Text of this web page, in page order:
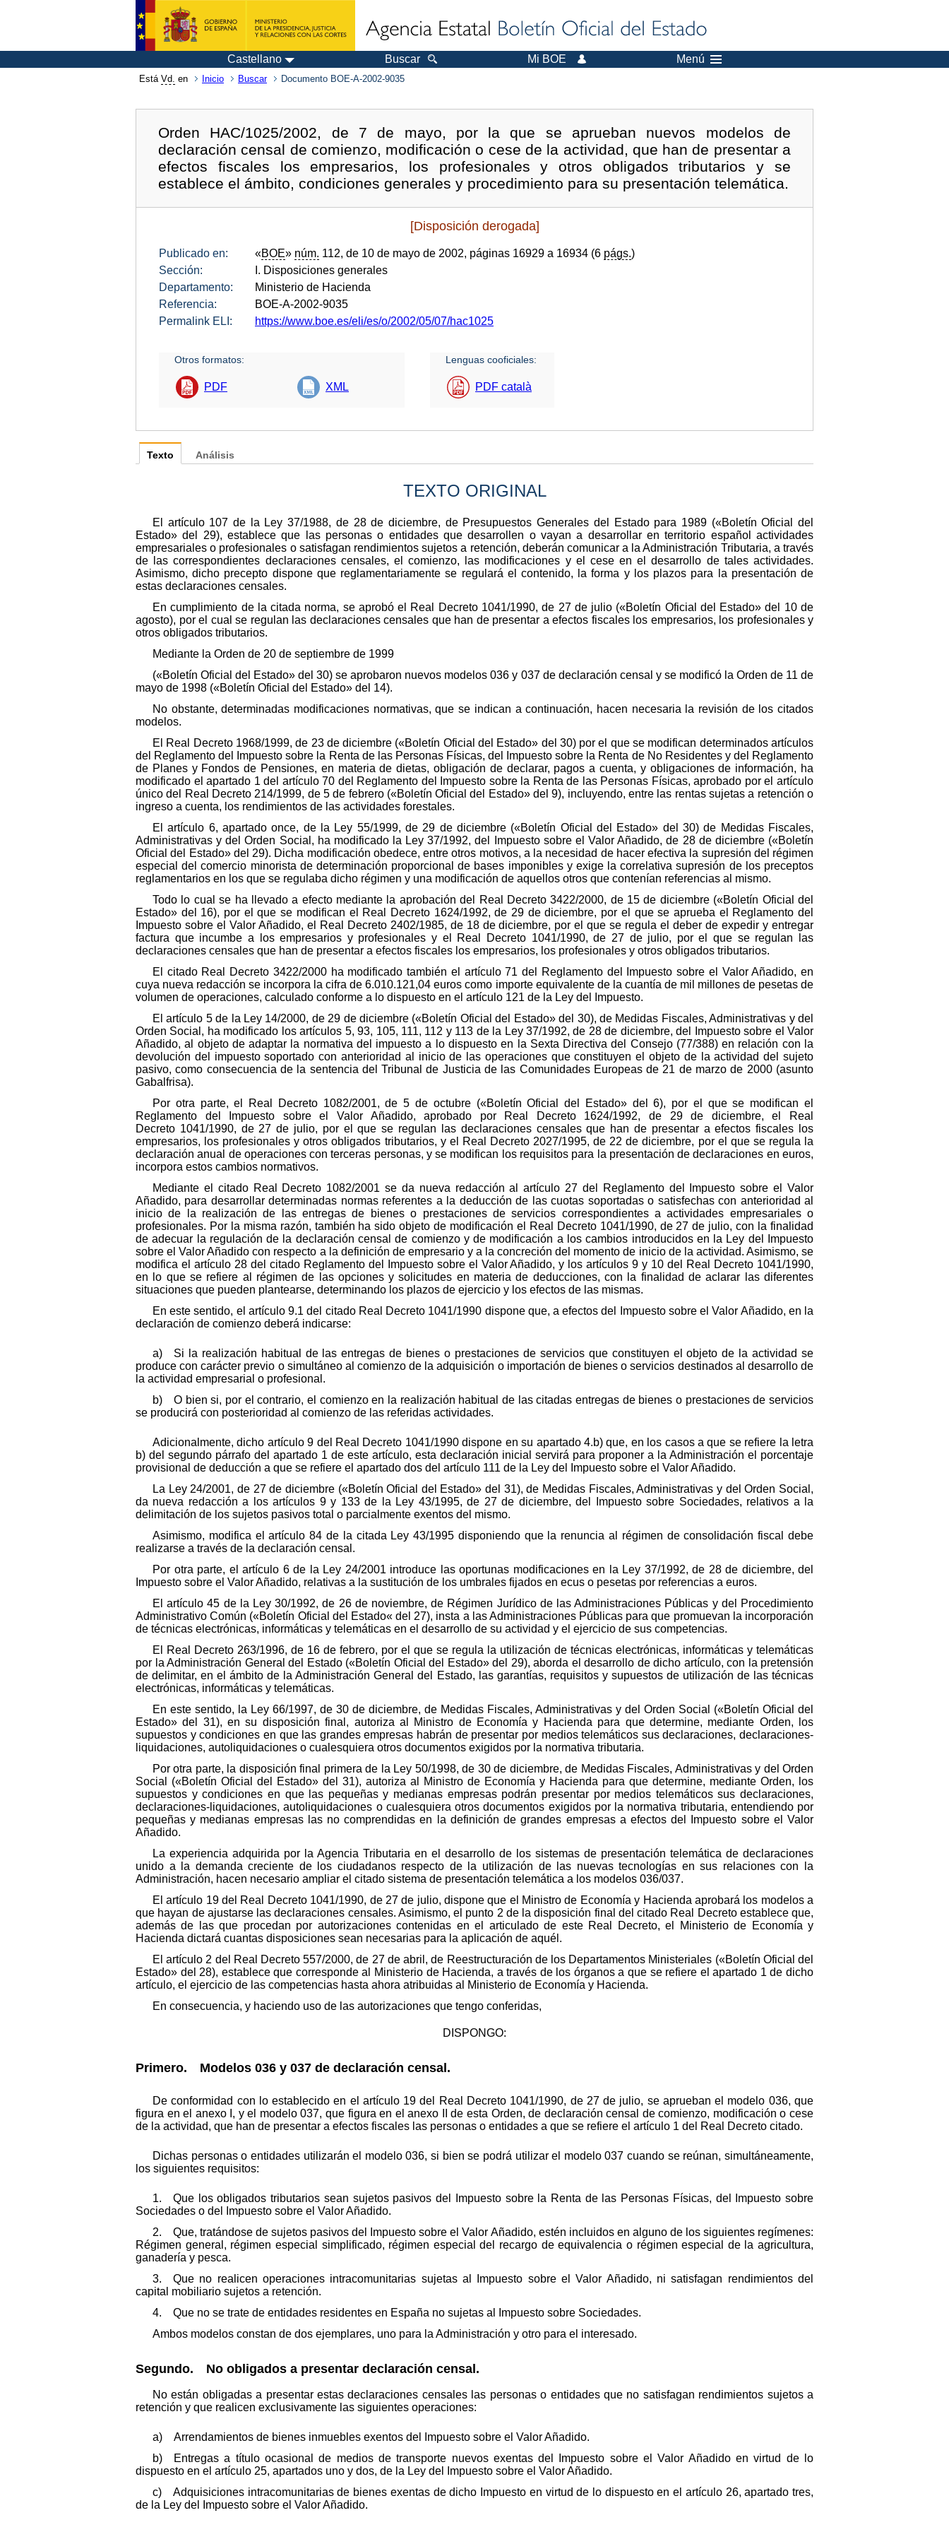
Castellano Buscar Mi BOE Menú
Está Vd. en Inicio Buscar Documento BOE-A-2002-9035
Orden HAC/1025/2002, de 7 de mayo, por la que se aprueban nuevos modelos de
declaración censal de comienzo, modificación o cese de la actividad, que han de presentar a
efectos fiscales los empresarios, los profesionales y otros obligados tributarios y se
establece el ámbito, condiciones generales y procedimiento para su presentación telemática.
[Disposición derogada]
Publicado en: «BOE» núm. 112, de 10 de mayo de 2002, páginas 16929 a 16934 (6 págs.)
Sección:
I. Disposiciones generales
Departamento:
Ministerio de Hacienda
Referencia:
BOE-A-2002-9035
Permalink ELI:
https://www.boe.es/eli/es/o/2002/05/07/hac1025
Otros formatos:
PDF XML
Lenguas cooficiales:
PDF català
Texto
TEXTO ORIGINAL
El artículo 107 de la Ley 37/1988, de 28 de diciembre, de Presupuestos Generales del Estado para 1989 («Boletín Oficial del
Estado» del 29), establece que las personas o entidades que desarrollen o vayan a desarrollar en territorio español actividades
empresariales o profesionales o satisfagan rendimientos sujetos a retención, deberán comunicar a la Administración Tributaria, a través
de las correspondientes declaraciones censales, el comienzo, las modificaciones y el cese en el desarrollo de tales actividades.
Asimismo, dicho precepto dispone que reglamentariamente se regulará el contenido, la forma y los plazos para la presentación de
estas declaraciones censales.
En cumplimiento de la citada norma, se aprobó el Real Decreto 1041/1990, de 27 de julio («Boletín Oficial del Estado» del 10 de
agosto), por el cual se regulan las declaraciones censales que han de presentar a efectos fiscales los empresarios, los profesionales y
otros obligados tributarios.
Mediante la Orden de 20 de septiembre de 1999
(«Boletín Oficial del Estado» del 30) se aprobaron nuevos modelos 036 y 037 de declaración censal y se modificó la Orden de 11 de
mayo de 1998 («Boletín Oficial del Estado» del 14).
No obstante, determinadas modificaciones normativas, que se indican a continuación, hacen necesaria la revisión de los citados
modelos.
El Real Decreto 1968/1999, de 23 de diciembre («Boletín Oficial del Estado» del 30) por el que se modifican determinados artículos
del Reglamento del Impuesto sobre la Renta de las Personas Físicas, del Impuesto sobre la Renta de No Residentes y del Reglamento
de Planes y Fondos de Pensiones, en materia de dietas, obligación de declarar, pagos a cuenta, y obligaciones de información, ha
modificado el apartado 1 del artículo 70 del Reglamento del Impuesto sobre la Renta de las Personas Físicas, aprobado por el artículo
único del Real Decreto 214/1999, de 5 de febrero («Boletín Oficial del Estado» del 9), incluyendo, entre las rentas sujetas a retención o
ingreso a cuenta, los rendimientos de las actividades forestales.
El artículo 6, apartado once, de la Ley 55/1999, de 29 de diciembre («Boletín Oficial del Estado» del 30) de Medidas Fiscales,
Administrativas y del Orden Social, ha modificado la Ley 37/1992, del Impuesto sobre el Valor Añadido, de 28 de diciembre («Boletín
Oficial del Estado» del 29). Dicha modificación obedece, entre otros motivos, a la necesidad de hacer efectiva la supresión del régimen
especial del comercio minorista de determinación proporcional de bases imponibles y exige la correlativa supresión de los preceptos
reglamentarios en los que se regulaba dicho régimen y una modificación de aquellos otros que contenían referencias al mismo.
Todo lo cual se ha llevado a efecto mediante la aprobación del Real Decreto 3422/2000, de 15 de diciembre («Boletín Oficial del
Estado» del 16), por el que se modifican el Real Decreto 1624/1992, de 29 de diciembre, por el que se aprueba el Reglamento del
Impuesto sobre el Valor Añadido, el Real Decreto 2402/1985, de 18 de diciembre, por el que se regula el deber de expedir y entregar
factura que incumbe a los empresarios y profesionales y el Real Decreto 1041/1990, de 27 de julio, por el que se regulan las
declaraciones censales que han de presentar a efectos fiscales los empresarios, los profesionales y otros obligados tributarios.
El citado Real Decreto 3422/2000 ha modificado también el artículo 71 del Reglamento del Impuesto sobre el Valor Añadido, en
cuya nueva redacción se incorpora la cifra de 6.010.121,04 euros como importe equivalente de la cuantía de mil millones de pesetas de
volumen de operaciones, calculado conforme a lo dispuesto en el artículo 121 de la Ley del Impuesto.
El artículo 5 de la Ley 14/2000, de 29 de diciembre («Boletín Oficial del Estado» del 30), de Medidas Fiscales, Administrativas y del
Orden Social, ha modificado los artículos 5, 93, 105, 111, 112 y 113 de la Ley 37/1992, de 28 de diciembre, del Impuesto sobre el Valor
Añadido, al objeto de adaptar la normativa del impuesto a lo dispuesto en la Sexta Directiva del Consejo (77/388) en relación con la
devolución del impuesto soportado con anterioridad al inicio de las operaciones que constituyen el objeto de la actividad del sujeto
pasivo, como consecuencia de la sentencia del Tribunal de Justicia de las Comunidades Europeas de 21 de marzo de 2000 (asunto
Gabalfrisa).
Por otra parte, el Real Decreto 1082/2001, de 5 de octubre («Boletín Oficial del Estado» del 6), por el que se modifican el
Reglamento del Impuesto sobre el Valor Añadido, aprobado por Real Decreto 1624/1992, de 29 de diciembre, el Real
Decreto 1041/1990, de 27 de julio, por el que se regulan las declaraciones censales que han de presentar a efectos fiscales los
empresarios, los profesionales y otros obligados tributarios, y el Real Decreto 2027/1995, de 22 de diciembre, por el que se regula la
declaración anual de operaciones con terceras personas, y se modifican los requisitos para la presentación de declaraciones en euros,
incorpora estos cambios normativos.
Mediante el citado Real Decreto 1082/2001 se da nueva redacción al artículo 27 del Reglamento del Impuesto sobre el Valor
Añadido, para desarrollar determinadas normas referentes a la deducción de las cuotas soportadas o satisfechas con anterioridad al
inicio de la realización de las entregas de bienes o prestaciones de servicios correspondientes a actividades empresariales o
profesionales. Por la misma razón, también ha sido objeto de modificación el Real Decreto 1041/1990, de 27 de julio, con la finalidad
de adecuar la regulación de la declaración censal de comienzo y de modificación a los cambios introducidos en la Ley del Impuesto
sobre el Valor Añadido con respecto a la definición de empresario y a la concreción del momento de inicio de la actividad. Asimismo, se
modifica el artículo 28 del citado Reglamento del Impuesto sobre el Valor Añadido, y los artículos 9 y 10 del Real Decreto 1041/1990,
en lo que se refiere al régimen de las opciones y solicitudes en materia de deducciones, con la finalidad de aclarar las diferentes
situaciones que pueden plantearse, determinando los plazos de ejercicio y los efectos de las mismas.
En este sentido, el artículo 9.1 del citado Real Decreto 1041/1990 dispone que, a efectos del Impuesto sobre el Valor Añadido, en la
declaración de comienzo deberá indicarse:
a) Si la realización habitual de las entregas de bienes o prestaciones de servicios que constituyen el objeto de la actividad se
produce con carácter previo o simultáneo al comienzo de la adquisición o importación de bienes o servicios destinados al desarrollo de
la actividad empresarial o profesional.
b) O bien si, por el contrario, el comienzo en la realización habitual de las citadas entregas de bienes o prestaciones de servicios
se producirá con posterioridad al comienzo de las referidas actividades.
Adicionalmente, dicho artículo 9 del Real Decreto 1041/1990 dispone en su apartado 4.b) que, en los casos a que se refiere la letra
b) del segundo párrafo del apartado 1 de este artículo, esta declaración inicial servirá para proponer a la Administración el porcentaje
provisional de deducción a que se refiere el apartado dos del artículo 111 de la Ley del Impuesto sobre el Valor Añadido.
La Ley 24/2001, de 27 de diciembre («Boletín Oficial del Estado» del 31), de Medidas Fiscales, Administrativas y del Orden Social,
da nueva redacción a los artículos 9 y 133 de la Ley 43/1995, de 27 de diciembre, del Impuesto sobre Sociedades, relativos a la
delimitación de los sujetos pasivos total o parcialmente exentos del mismo.
Asimismo, modifica el artículo 84 de la citada Ley 43/1995 disponiendo que la renuncia al régimen de consolidación fiscal debe
realizarse a través de la declaración censal.
Por otra parte, el artículo 6 de la Ley 24/2001 introduce las oportunas modificaciones en la Ley 37/1992, de 28 de diciembre, del
Impuesto sobre el Valor Añadido, relativas a la sustitución de los umbrales fijados en ecus o pesetas por referencias a euros.
El artículo 45 de la Ley 30/1992, de 26 de noviembre, de Régimen Jurídico de las Administraciones Públicas y del Procedimiento
Administrativo Común («Boletín Oficial del Estado« del 27), insta a las Administraciones Públicas para que promuevan la incorporación
de técnicas electrónicas, informáticas y telemáticas en el desarrollo de su actividad y el ejercicio de sus competencias.
El Real Decreto 263/1996, de 16 de febrero, por el que se regula la utilización de técnicas electrónicas, informáticas y telemáticas
por la Administración General del Estado («Boletín Oficial del Estado» del 29), aborda el desarrollo de dicho artículo, con la pretensión
de delimitar, en el ámbito de la Administración General del Estado, las garantías, requisitos y supuestos de utilización de las técnicas
electrónicas, informáticas y telemáticas.
En este sentido, la Ley 66/1997, de 30 de diciembre, de Medidas Fiscales, Administrativas y del Orden Social («Boletín Oficial del
Estado» del 31), en su disposición final, autoriza al Ministro de Economía y Hacienda para que determine, mediante Orden, los
supuestos y condiciones en que las grandes empresas habrán de presentar por medios telemáticos sus declaraciones, declaraciones-
liquidaciones, autoliquidaciones o cualesquiera otros documentos exigidos por la normativa tributaria.
Por otra parte, la disposición final primera de la Ley 50/1998, de 30 de diciembre, de Medidas Fiscales, Administrativas y del Orden
Social («Boletín Oficial del Estado» del 31), autoriza al Ministro de Economía y Hacienda para que determine, mediante Orden, los
supuestos y condiciones en que las pequeñas y medianas empresas podrán presentar por medios telemáticos sus declaraciones,
declaraciones-liquidaciones, autoliquidaciones o cualesquiera otros documentos exigidos por la normativa tributaria, entendiendo por
pequeñas y medianas empresas las no comprendidas en la definición de grandes empresas a efectos del Impuesto sobre el Valor
Añadido.
La experiencia adquirida por la Agencia Tributaria en el desarrollo de los sistemas de presentación telemática de declaraciones
unido a la demanda creciente de los ciudadanos respecto de la utilización de las nuevas tecnologías en sus relaciones con la
Administración, hacen necesario ampliar el citado sistema de presentación telemática a los modelos 036/037.
El artículo 19 del Real Decreto 1041/1990, de 27 de julio, dispone que el Ministro de Economía y Hacienda aprobará los modelos a
que hayan de ajustarse las declaraciones censales. Asimismo, el punto 2 de la disposición final del citado Real Decreto establece que,
además de las que procedan por autorizaciones contenidas en el articulado de este Real Decreto, el Ministerio de Economía y
Hacienda dictará cuantas disposiciones sean necesarias para la aplicación de aquél.
El artículo 2 del Real Decreto 557/2000, de 27 de abril, de Reestructuración de los Departamentos Ministeriales («Boletín Oficial del
Estado» del 28), establece que corresponde al Ministerio de Hacienda, a través de los órganos a que se refiere el apartado 1 de dicho
artículo, el ejercicio de las competencias hasta ahora atribuidas al Ministerio de Economía y Hacienda.
En consecuencia, y haciendo uso de las autorizaciones que tengo conferidas,
DISPONGO:
Primero. Modelos 036 y 037 de declaración censal.
De conformidad con lo establecido en el artículo 19 del Real Decreto 1041/1990, de 27 de julio, se aprueban el modelo 036, que
figura en el anexo I, y el modelo 037, que figura en el anexo II de esta Orden, de declaración censal de comienzo, modificación o cese
de la actividad, que han de presentar a efectos fiscales las personas o entidades a que se refiere el artículo 1 del Real Decreto citado.
Dichas personas o entidades utilizarán el modelo 036, si bien se podrá utilizar el modelo 037 cuando se reúnan, simultáneamente,
los siguientes requisitos:
1. Que los obligados tributarios sean sujetos pasivos del Impuesto sobre la Renta de las Personas Físicas, del Impuesto sobre
Sociedades o del Impuesto sobre el Valor Añadido.
2. Que, tratándose de sujetos pasivos del Impuesto sobre el Valor Añadido, estén incluidos en alguno de los siguientes regímenes:
Régimen general, régimen especial simplificado, régimen especial del recargo de equivalencia o régimen especial de la agricultura,
ganadería y pesca.
3. Que no realicen operaciones intracomunitarias sujetas al Impuesto sobre el Valor Añadido, ni satisfagan rendimientos del
capital mobiliario sujetos a retención.
4. Que no se trate de entidades residentes en España no sujetas al Impuesto sobre Sociedades.
Ambos modelos constan de dos ejemplares, uno para la Administración y otro para el interesado.
Segundo. No obligados a presentar declaración censal.
No están obligadas a presentar estas declaraciones censales las personas o entidades que no satisfagan rendimientos sujetos a
retención y que realicen exclusivamente las siguientes operaciones:
a) Arrendamientos de bienes inmuebles exentos del Impuesto sobre el Valor Añadido.
b) Entregas a título ocasional de medios de transporte nuevos exentas del Impuesto sobre el Valor Añadido en virtud de lo
dispuesto en el artículo 25, apartados uno y dos, de la Ley del Impuesto sobre el Valor Añadido.
c) Adquisiciones intracomunitarias de bienes exentas de dicho Impuesto en virtud de lo dispuesto en el artículo 26, apartado tres,
de la Ley del Impuesto sobre el Valor Añadido.
Análisis